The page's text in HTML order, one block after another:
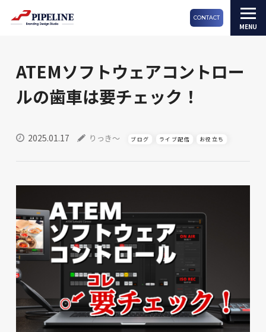
CONTACT
ATEMソフトウェアコントロー
ルの歯車は要チェック！
2025.01.17 りっき～ ブログ ライブ配信 お役立ち